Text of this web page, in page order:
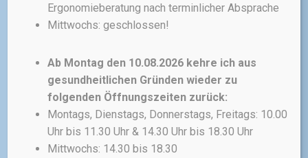
Maxx FAB.4 – Let’s rock the
Trails!
ultimative Enduro-Erlebnis für
anspruchsvolle Trails,
technisch herausfordernde
Wurzelpassagen und endlose
Uphills neu. Inspiriert vom
berühmten 4er Trail in
Latsch/Südtirol, setzt das Maxx
Ergonomieberatung nach terminlicher Absprache
Mittwochs: geschlossen!
Ab Montag den 10.08.2026 kehre ich aus
gesundheitlichen Gründen wieder zu
folgenden Öffnungszeiten zurück:
Montags, Dienstags, Donnerstags, Freitags: 10.00
Uhr bis 11.30 Uhr & 14.30 Uhr bis 18.30 Uhr
Mittwochs: 14.30 bis 18.30